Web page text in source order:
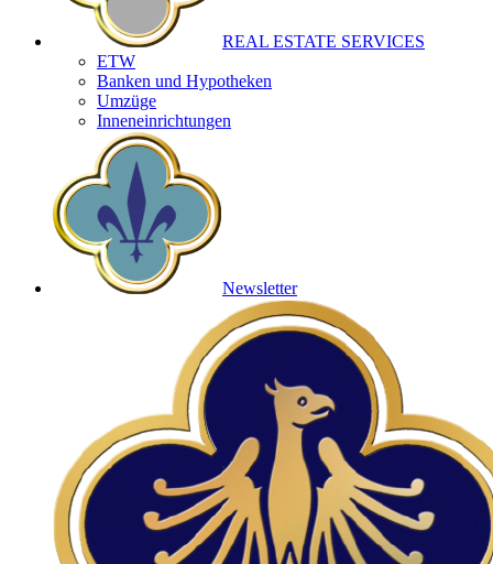
REAL ESTATE SERVICES
ETW
Banken und Hypotheken
Umzüge
Inneneinrichtungen
Newsletter